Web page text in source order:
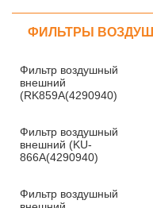
ФИЛЬТРЫ
Фильтр воздушный
внешний
(RK859A(4290940)
Фильтр воздушный
внешний (KU-
866A(4290940)
Фильтр воздушный